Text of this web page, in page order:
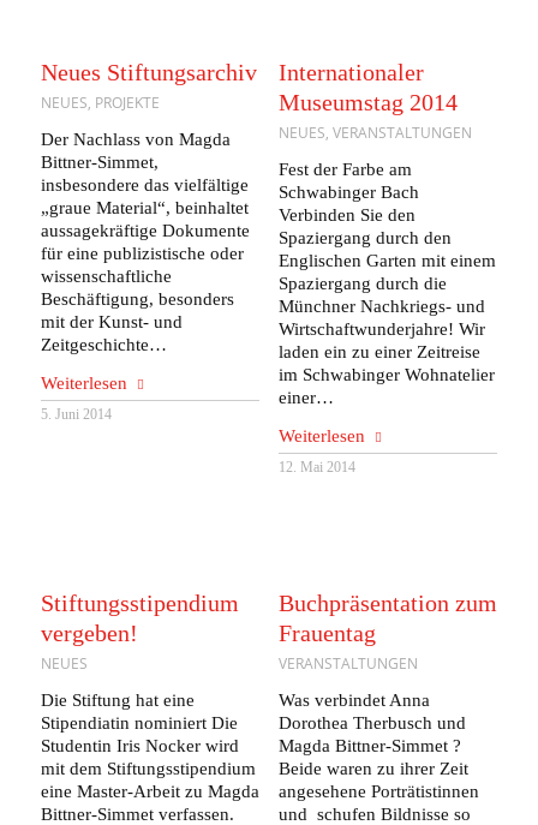
Neues Stiftungsarchiv
NEUES, PROJEKTE
Der Nachlass von Magda
Bittner-Simmet,
insbesondere das vielfältige
„graue Material“, beinhaltet
aussagekräftige Dokumente
für eine publizistische oder
wissenschaftliche
Beschäftigung, besonders
mit der Kunst- und
Zeitgeschichte…
Weiterlesen
5. Juni 2014
Internationaler
Museumstag 2014
NEUES, VERANSTALTUNGEN
Fest der Farbe am
Schwabinger Bach
Verbinden Sie den
Spaziergang durch den
Englischen Garten mit einem
Spaziergang durch die
Münchner Nachkriegs- und
Wirtschaftwunderjahre! Wir
laden ein zu einer Zeitreise
im Schwabinger Wohnatelier
einer…
Weiterlesen
12. Mai 2014
Stiftungsstipendium
vergeben!
NEUES
Die Stiftung hat eine
Stipendiatin nominiert Die
Studentin Iris Nocker wird
mit dem Stiftungsstipendium
eine Master-Arbeit zu Magda
Bittner-Simmet verfassen.
Buchpräsentation zum
Frauentag
VERANSTALTUNGEN
Was verbindet Anna
Dorothea Therbusch und
Magda Bittner-Simmet ?
Beide waren zu ihrer Zeit
angesehene Porträtistinnen
und schufen Bildnisse so